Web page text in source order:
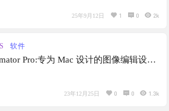
25年9月12日 1 0 2k
软件
Pro:专为 Mac 设计的图像编辑设计
23年12月25日 0 0 1.3k